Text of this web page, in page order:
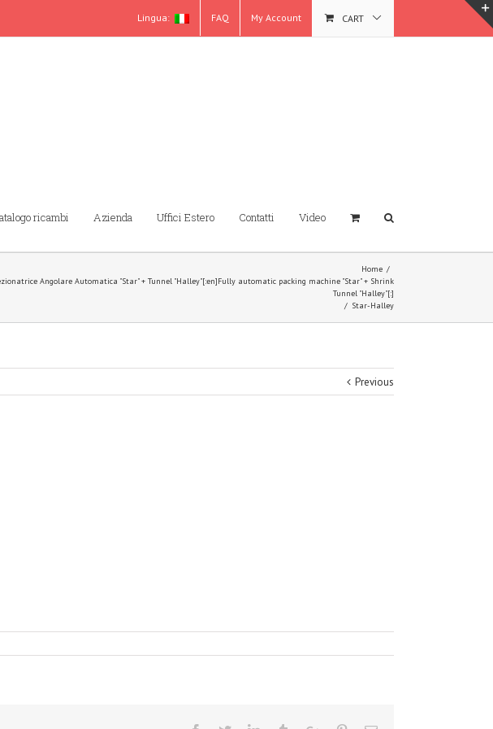
Lingua: FAQ My Account CART
ricambi Azienda Uffici Estero Contatti Video
Home /
Angolare Automatica "Star" + Tunnel "Halley"[:en]Fully automatic packing machine "Star" + Shrink
Tunnel "Halley"[:]
/ Star-Halley
Previous